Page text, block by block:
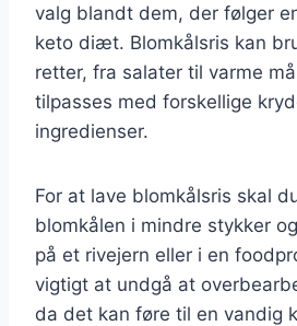
valg blandt dem, der følger
keto diæt. Blomkålsris kan
retter, fra salater til varme
tilpasses med forskellige
ingredienser.
For at lave blomkålsris skal
blomkålen i mindre stykker
på et rivejern eller i en
vigtigt at undgå at
da det kan føre til en vandig